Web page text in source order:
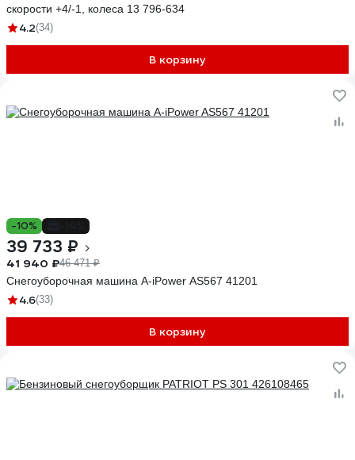
скорости +4/-1, колеса 13 796-634
4.2(34)
В корзину
-10%
39 733 ₽
41 940 ₽46 471 ₽
Снегоуборочная машина A-iPower AS567 41201
4.6(33)
В корзину